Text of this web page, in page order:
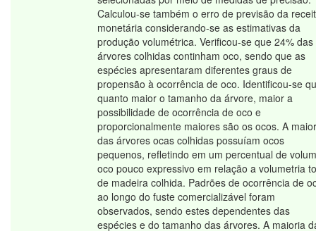
Calculou-se também o erro de previsão da
monetária considerando-se as estimativas da
produção volumétrica. Verificou-se que 24% das
árvores colhidas continham oco, sendo que as
espécies apresentaram diferentes graus de
propensão à ocorrência de oco. Identificou-se
quanto maior o tamanho da árvore, maior a
possibilidade de ocorrência de oco e
proporcionalmente maiores são os ocos. A
das árvores ocas colhidas possuíam ocos
pequenos, refletindo em um percentual de
oco pouco expressivo em relação a volumetria
de madeira colhida. Padrões de ocorrência de
ao longo do fuste comercializável foram
observados, sendo estes dependentes das
espécies e do tamanho das árvores. A maioria